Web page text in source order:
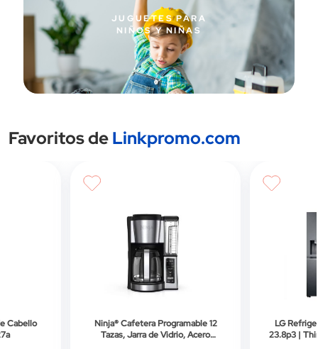
JUGUETES PARA
NIÑOS Y NIÑAS
Favoritos deLinkpromo.com
12
Acero
LG Refrigeradora Side By Side |
23.8p3 | Thinq™ | Door-In-Door™ |
Indurama